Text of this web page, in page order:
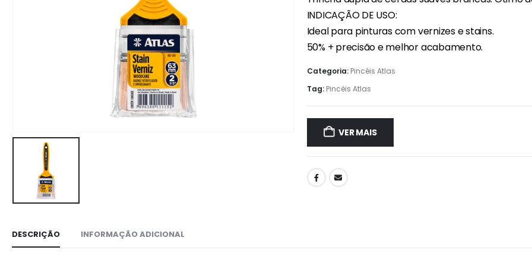
INDICAÇÃO DE USO:
Ideal para pinturas com vernizes e stains.
50% + precisão e melhor acabamento.
Categoria: Pincéis Atlas
Tag: Pincéis Atlas
VER MAIS
DESCRIÇÃO INFORMAÇÃO ADICIONAL